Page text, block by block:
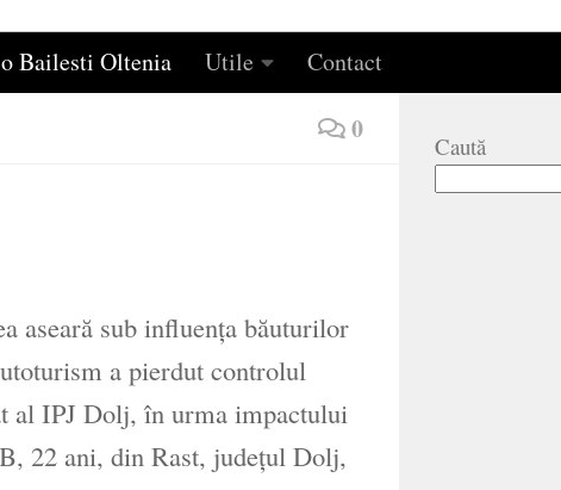
Bailesti Oltenia Utile Contact
0
aseară sub influenţa băuturilor
a pierdut controlul
al IPJ Dolj, în urma impactului
22 ani, din Rast, judeţul Dolj,
Caută